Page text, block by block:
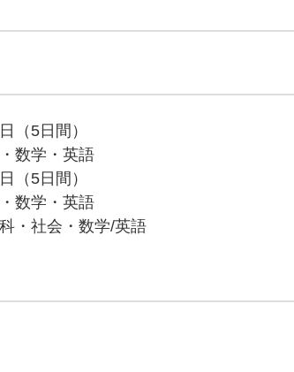
（5日間）
数学・英語
（5日間）
数学・英語
・社会・数学/英語